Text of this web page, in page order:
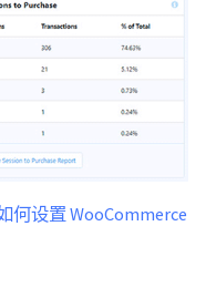
何设置 WooCommerce